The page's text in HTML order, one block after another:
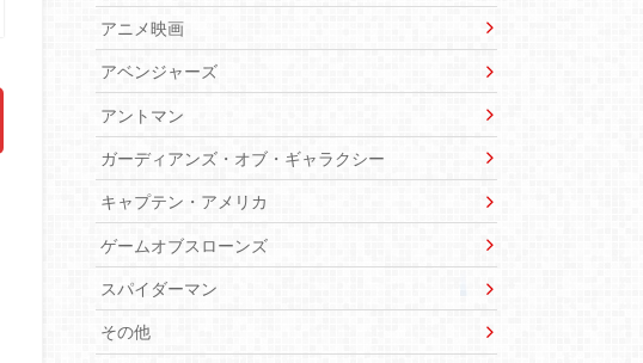
アニメ映画
アベンジャーズ
アントマン
ガーディアンズ・オブ・ギャラクシー
キャプテン・アメリカ
ゲームオブスローンズ
スパイダーマン
その他